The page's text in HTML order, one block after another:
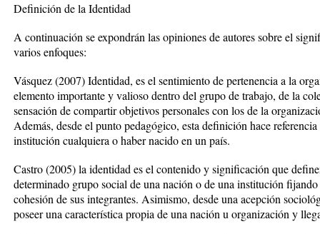
Definición de la Identidad
A continuación se expondrán las opiniones de autores sobre el
varios enfoques:
Vásquez (2007) Identidad, es el sentimiento de pertenencia a la
elemento importante y valioso dentro del grupo de trabajo, de la
sensación de compartir objetivos personales con los de la
Además, desde el punto pedagógico, esta definición hace
institución cualquiera o haber nacido en un país.
Castro (2005) la identidad es el contenido y significación que
determinado grupo social de una nación o de una institución
cohesión de sus integrantes. Asimismo, desde una acepción
poseer una característica propia de una nación u organización y